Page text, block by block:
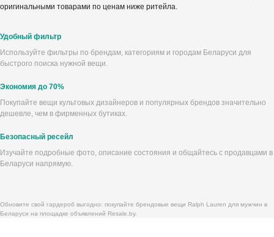
оригинальными товарами по ценам ниже ритейла.
Удобный фильтр
Используйте фильтры по брендам, категориям и городам Беларуси для
быстрого поиска нужной вещи.
Экономия до 70%
Покупайте вещи культовых дизайнеров и популярных брендов значительно
дешевле, чем в фирменных бутиках.
Безопасный ресейл
Изучайте подробные фото, описание состояния и общайтесь с продавцами в
Беларуси напрямую.
Обновите свой гардероб выгодно: покупайте брендовые вещи Ralph Lauren для мужчин в
Беларуси на площадке объявлений Resale.by.